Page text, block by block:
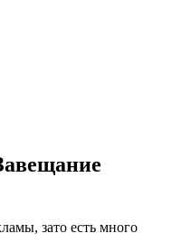
зато есть много